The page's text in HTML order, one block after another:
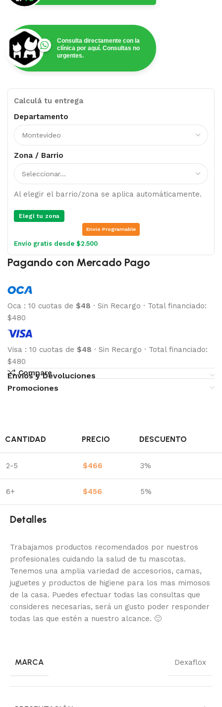
Consulta directamente con la
clínica por aquí. Consultas no
urgentes.
Calculá tu entrega
Departamento
Zona / Barrio
Al elegir el barrio/zona se aplica automáticamente.
Elegí tu zona
Envio Programable
Envío gratis desde $2.500
Pagando con Mercado Pago
Oca : 10 cuotas de $48 · Sin Recargo · Total financiado:
$480
Visa : 10 cuotas de $48 · Sin Recargo · Total financiado:
$480
Compare
Envíos y Devoluciones
Promociones
CANTIDAD PRECIO DESCUENTO
2-5 $466 3%
6+ $456 5%
Detalles
Trabajamos productos recomendados por nuestros
profesionales cuidando la salud de tu mascotas.
Tenemos una amplia variedad de accesorios, camas,
juguetes y productos de higiene para los mas mimosos
de la casa. Puedes efectuar todas las consultas que
consideres necesarias, será un gusto poder responder
todas las que estén a nuestro alcance. 🙂
MARCA Dexaflox